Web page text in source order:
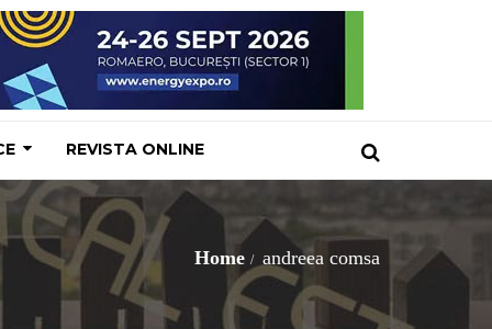
REVISTA ONLINE
Home andreea comsa